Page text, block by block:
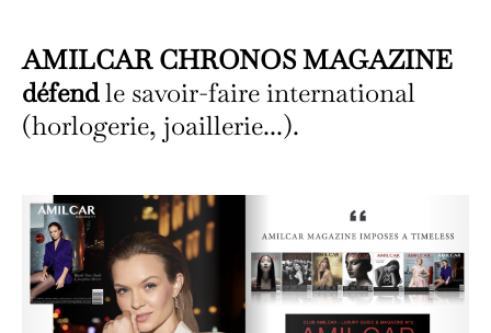
AMILCAR CHRONOS MAGAZINE
défendle savoir-faire international
(horlogerie, joaillerie...).